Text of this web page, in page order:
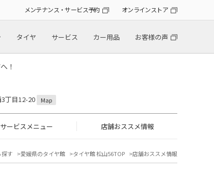
メンテナンス・サービス予約 オンラインストア
タイヤ サービス カー用品 お客様の声
！
丁目12-20 Map
サービスメニュー 店舗おススメ情報
す 愛媛県のタイヤ館 タイヤ館 松山56TOP 店舗おススメ情報